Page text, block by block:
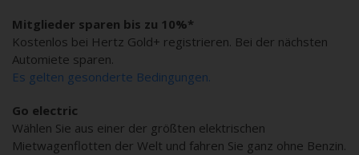
Mitglieder sparen bis zu 10%*
Kostenlos bei Hertz Gold+ registrieren. Bei der nächsten
Automiete sparen.
Es gelten gesonderte Bedingungen.
Go electric
Wählen Sie aus einer der größten elektrischen
Mietwagenflotten der Welt und fahren Sie ganz ohne Benzin.